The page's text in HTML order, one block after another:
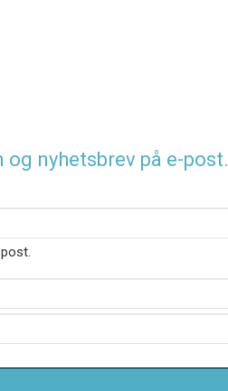
nyhetsbrev på e-post.